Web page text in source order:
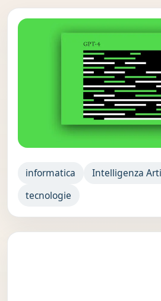
informatica Intelligenza
tecnologie